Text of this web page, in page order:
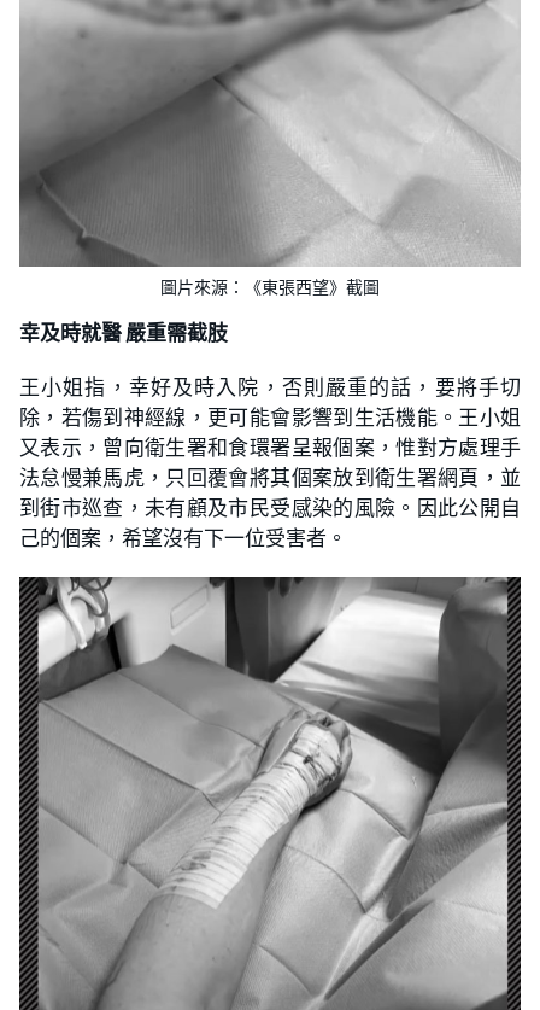
圖片來源：《東張西望》截圖
幸及時就醫 嚴重需截肢
王小姐指，幸好及時入院，否則嚴重的話，要將手切
除，若傷到神經線，更可能會影響到生活機能。王小姐
又表示，曾向衛生署和食環署呈報個案，惟對方處理手
法怠慢兼馬虎，只回覆會將其個案放到衛生署網頁，並
到街市巡查，未有顧及市民受感染的風險。因此公開自
己的個案，希望沒有下一位受害者。